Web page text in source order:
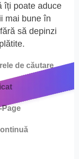
îți poate aduce
mai bune în
să depinzi
de căutare
Page